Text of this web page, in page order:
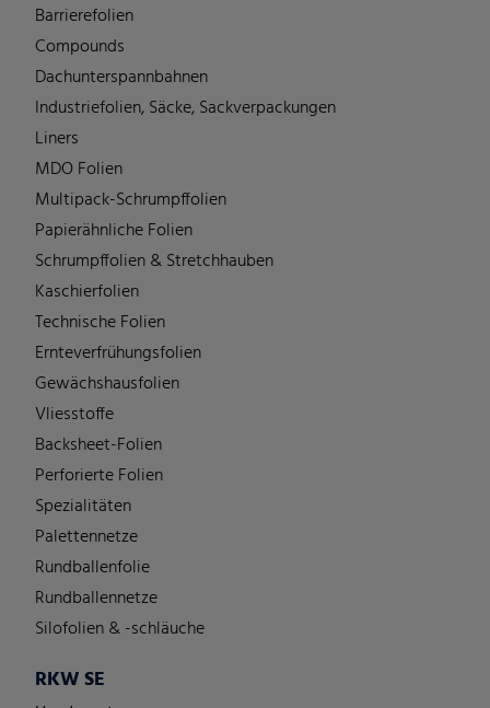
Barrierefolien
Compounds
Dachunterspannbahnen
Industriefolien, Säcke, Sackverpackungen
Liners
MDO Folien
Multipack-Schrumpffolien
Papierähnliche Folien
Schrumpffolien & Stretchhauben
Kaschierfolien
Technische Folien
Ernteverfrühungsfolien
Gewächshausfolien
Vliesstoffe
Backsheet-Folien
Perforierte Folien
Spezialitäten
Palettennetze
Rundballenfolie
Rundballennetze
Silofolien & -schläuche
RKW SE